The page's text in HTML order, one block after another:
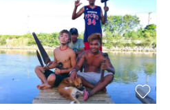
CAMPFIREふるさと納税